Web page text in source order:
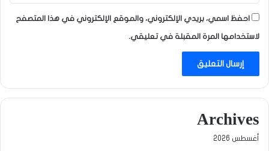
احفظ اسمي، بريدي الإلكتروني، والموقع الإلكتروني في هذا المتصفح
لاستخدامها المرة المقبلة في تعليقي.
Archives
أغسطس 2026